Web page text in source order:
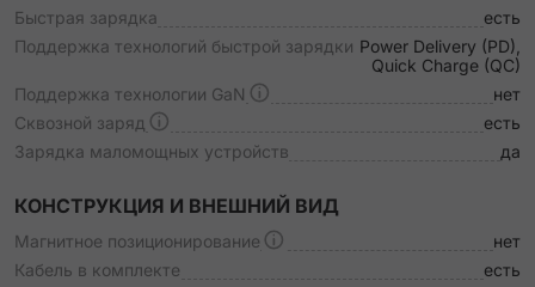
Быстрая зарядка
есть
Поддержка технологий быстрой зарядки Power Delivery (PD),
Quick Charge (QC)
Поддержка технологии GaN
нет
Сквозной заряд
есть
Зарядка маломощных устройств
да
КОНСТРУКЦИЯ И ВНЕШНИЙ ВИД
Магнитное позиционирование
нет
Кабель в комплекте
есть